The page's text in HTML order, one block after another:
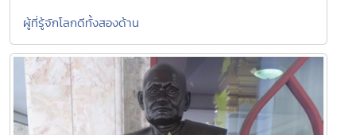
ผู้ที่รู้จักโลกดีทั้งสองด้าน